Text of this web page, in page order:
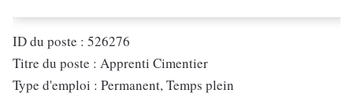
ID du poste : 526276
Titre du poste : Apprenti Cimentier
Type d'emploi : Permanent, Temps plein